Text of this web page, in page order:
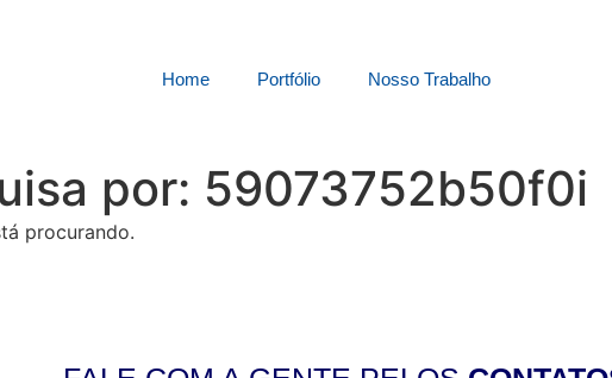
Home Portfólio Nosso Trabalho
por: 59073752b50f0i
procurando.